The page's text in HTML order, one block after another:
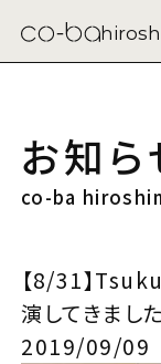
お知ら
co-ba
【8/31】
演してきました
2019/09/09